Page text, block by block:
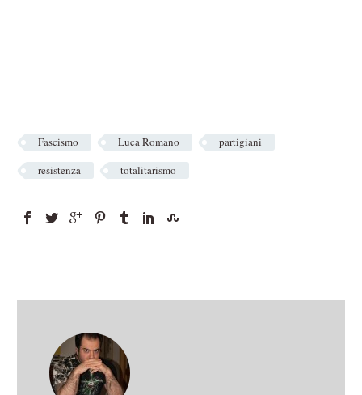
Fascismo Luca Romano
partigiani
resistenza
totalitarismo